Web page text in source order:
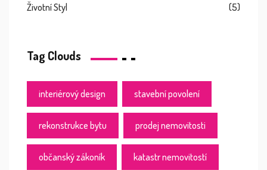
Životní Styl
(5)
Tag Clouds
interiérový design stavební povolení
rekonstrukce bytu prodej nemovitosti
občanský zákoník katastr nemovitostí